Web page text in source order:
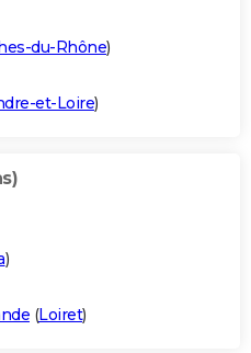
du-Rhône)
et-Loire)
)
(Loiret)